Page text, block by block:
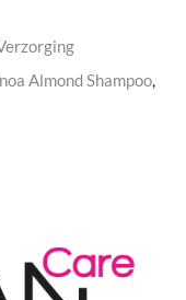
Almond Shampoo,